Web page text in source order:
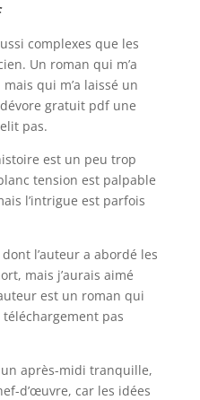
complexes que les
Un roman qui m’a
qui m’a laissé un
gratuit pdf une
pas.
est un peu trop
tension est palpable
l’intrigue est parfois
l’auteur a abordé les
mais j’aurais aimé
est un roman qui
pas
après-midi tranquille,
d’œuvre, car les idées